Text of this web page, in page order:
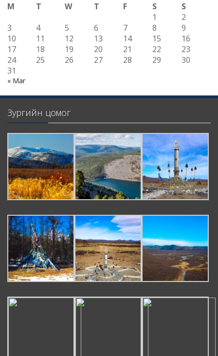
M
T W T F S
S
1
2
3
4 5 6 7 8
9
10
11 12 13 14 15
16
17
18 19 20 21 22
23
24
25 26 27 28 29
30
31
« Mar
Зургийн цомог